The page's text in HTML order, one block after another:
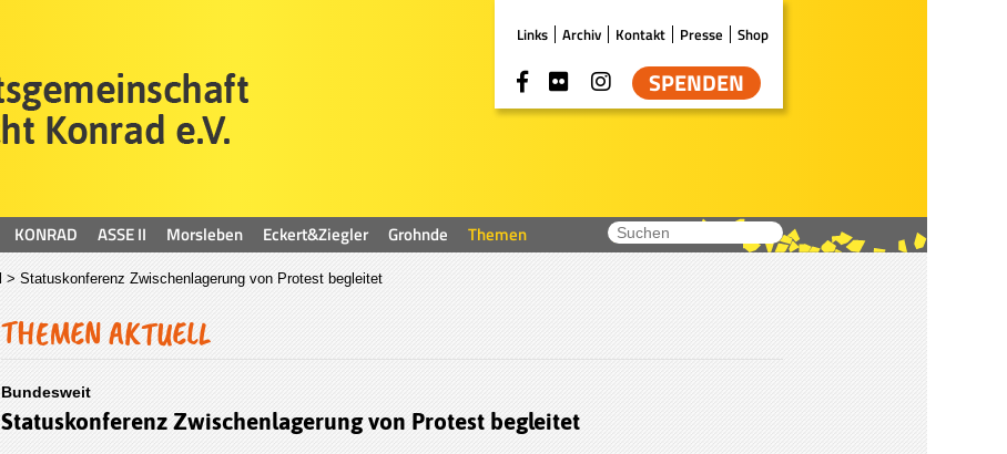
Links Archiv Kontakt Presse Shop
SPENDEN
KONRAD ASSE II Morsleben Eckert&Ziegler Grohnde Themen
> Statuskonferenz Zwischenlagerung von Protest begleitet
THEMEN AKTUELL
Bundesweit
Statuskonferenz Zwischenlagerung von Protest begleitet